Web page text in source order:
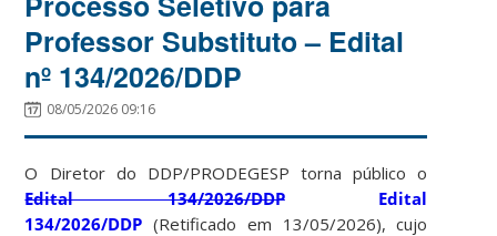
Professor Substituto – Edital
nº 134/2026/DDP
08/05/2026 09:16
O Diretor do DDP/PRODEGESP torna público o
Edital 134/2026/DDP
Edital
134/2026/DDP (Retificado em 13/05/2026), cujo